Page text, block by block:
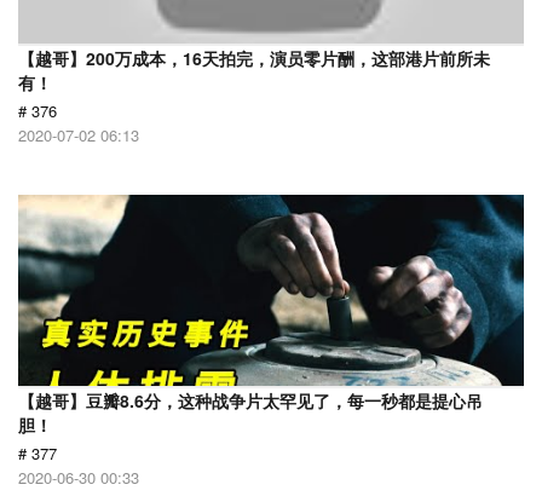
【越哥】200万成本，16天拍完，演员零片酬，这部港片前所未
有！
# 376
2020-07-02 06:13
【越哥】豆瓣8.6分，这种战争片太罕见了，每一秒都是提心吊
胆！
# 377
2020-06-30 00:33